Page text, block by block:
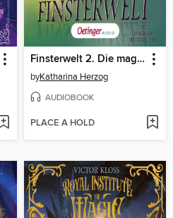
Finsterwelt 2. Die magische Meisterschaft
byKatharina Herzog
AUDIOBOOK
PLACE A HOLD